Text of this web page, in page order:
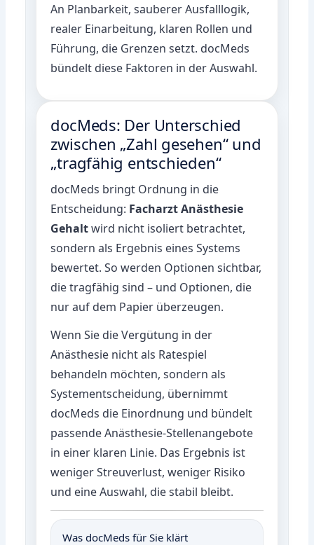
An Planbarkeit, sauberer Ausfalllogik,
realer Einarbeitung, klaren Rollen und
Führung, die Grenzen setzt. docMeds
bündelt diese Faktoren in der Auswahl.
docMeds: Der Unterschied
zwischen „Zahl gesehen“ und
„tragfähig entschieden“
docMeds bringt Ordnung in die
Entscheidung: Facharzt Anästhesie
Gehaltwird nicht isoliert betrachtet,
sondern als Ergebnis eines Systems
bewertet. So werden Optionen sichtbar,
die tragfähig sind – und Optionen, die
nur auf dem Papier überzeugen.
Wenn Sie die Vergütung in der
Anästhesie nicht als Ratespiel
behandeln möchten, sondern als
Systementscheidung, übernimmt
docMeds die Einordnung und bündelt
passende Anästhesie-Stellenangebote
in einer klaren Linie. Das Ergebnis ist
weniger Streuverlust, weniger Risiko
und eine Auswahl, die stabil bleibt.
Was docMeds für Sie klärt